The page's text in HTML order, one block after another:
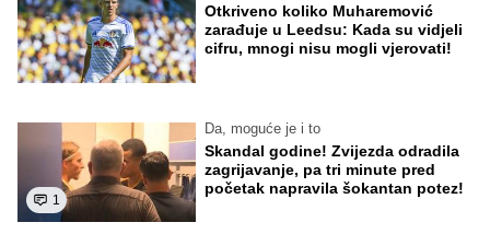
Otkriveno koliko Muharemović
zarađuje u Leedsu: Kada su vidjeli
cifru, mnogi nisu mogli vjerovati!
1
Da, moguće je i to
Skandal godine! Zvijezda odradila
zagrijavanje, pa tri minute pred
početak napravila šokantan potez!